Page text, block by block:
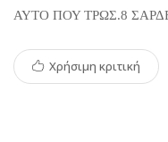
ΑΥΤΟ ΠΟΥ ΤΡΩΣ.8
Χρήσιμη κριτική